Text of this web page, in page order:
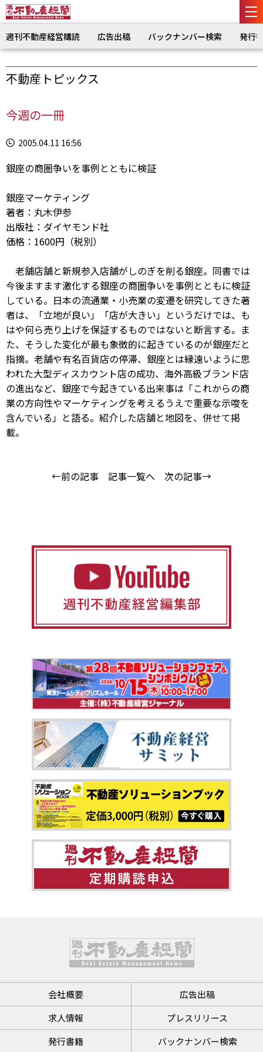
週刊不動産経営購読 広告出稿 バックナンバー検索 発行
不動産トピックス
今週の一冊
2005.04.11 16:56
銀座の商圏争いを事例とともに検証
銀座マーケティング
著者：丸木伊参
出版社：ダイヤモンド社
価格：1600円（税別）
老舗店舗と新規参入店舗がしのぎを削る銀座。同書では
今後ますます激化する銀座の商圏争いを事例とともに検証
している。日本の流通業・小売業の変遷を研究してきた著
者は、「立地が良い」「店が大きい」というだけでは、も
はや何ら売り上げを保証するものではないと断言する。ま
た、そうした変化が最も象徴的に起きているのが銀座だと
指摘。老舗や有名百貨店の停滞、銀座とは縁遠いように思
われた大型ディスカウント店の成功、海外高級ブランド店
の進出など、銀座で今起きている出来事は「これからの商
業の方向性やマーケティングを考えるうえで重要な示唆を
含んでいる」と語る。紹介した店舗と地図を、併せて掲
載。
←前の記事 記事一覧へ 次の記事→
会社概要
広告出稿
求人情報
プレスリリース
発行書籍
バックナンバー検索